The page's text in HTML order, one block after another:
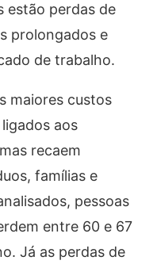
estão perdas de
prolongados e
de trabalho.
maiores custos
aos
recaem
famílias e
pessoas
entre 60 e 67
Já as perdas de